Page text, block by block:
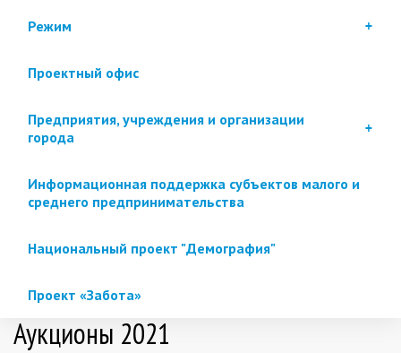
Режим
Проектный офис
Предприятия, учреждения и организации
города
Информационная поддержка субъектов малого и
среднего предпринимательства
Национальный проект "Демография"
Проект «Забота»
Аукционы 2021